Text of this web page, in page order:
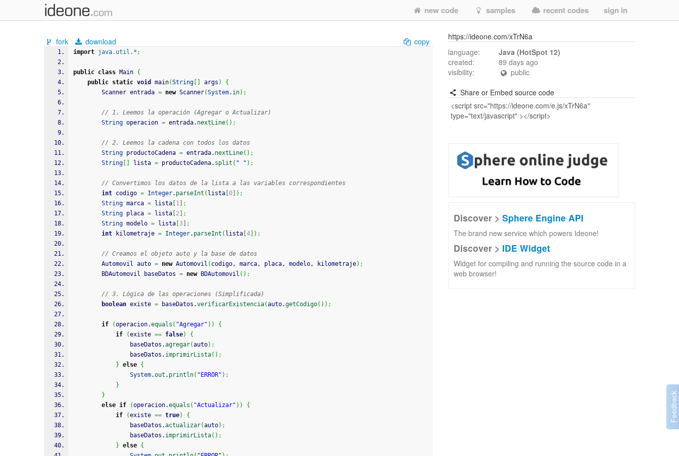
new code samples recent codes sign in
fork download copy
import java.util.* ;
public class Main {
public static void main(String args )
{
        Scanner entrada
= new Scanner(System. in) ;
// 1. Leemos la operación (Agregar o Actualizar)
String operacion = entrada. nextLine( ) ;
// 2. Leemos la cadena con todos los datos
String productoCadena = entrada. nextLine( ) ;
String
lista = productoCadena. split ( " " ) ;
// Convertimos los datos de la lista a las variables correspondientes
int codigo = Integer. parseInt ( lista 0 ) ;
String marca = lista 1
;
String placa = lista 2
;
String modelo = lista 3
;
int kilometraje = Integer. parseInt ( lista 4 ) ;
// Creamos el objeto auto y la base de datos
        Automovil auto
= new Automovil ( codigo, marca, placa, modelo, kilometraje) ;
        BDAutomovil baseDatos
= new BDAutomovil ( ) ;
// 3. Lógica de las operaciones (Simplificada)
boolean existe = baseDatos.verificarExistencia(auto.getCodigo( ) ) ;
if (operacion.equals ( "Agregar" ) )
{
if
(existe == false)
{
                baseDatos.
agregar(auto) ;
                baseDatos.
imprimirLista( ) ;
} else {
System.out . println( "ERROR" ) ;
}
}
else if (operacion.equals ( "Actualizar" ) )
{
if
(existe == true)
{
                baseDatos.
actualizar(auto) ;
                baseDatos.
imprimirLista( ) ;
} else {
https://ideone.com/xTrN6a
language:
Java (HotSpot 12)
created:
89 days ago
visibility:
public
Share or Embed source code
Discover > Sphere Engine API
The brand new service which powers Ideone!
Discover > IDE Widget
Widget for compiling and running the source code in a
web browser!